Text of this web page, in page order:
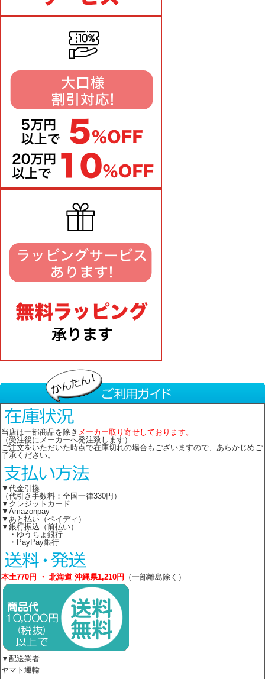
当店は一部商品を除き メーカー取り寄せしております。
（受注後にメーカーへ発注致します）
ご注文をいただいた時点で在庫切れの場合もございますので、あらかじめご
了承ください。
▼代金引換
（代引き手数料：全国一律330円）
▼クレジットカード
▼Amazonpay
▼あと払い（ペイディ）
▼銀行振込（前払い）
・ゆうちょ銀行
・PayPay銀行
本土770円 ・ 北海道 沖縄県1,210円 （一部離島除く）
▼配送業者
ヤマト運輸